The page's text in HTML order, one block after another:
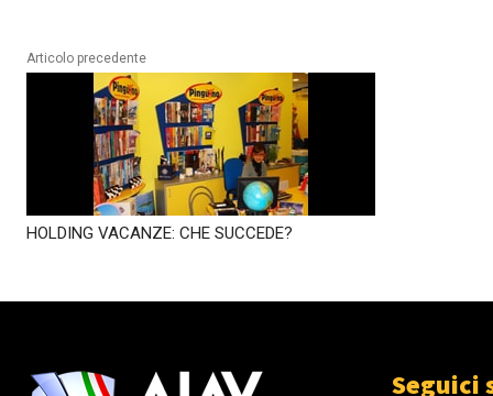
Articolo precedente
HOLDING VACANZE: CHE SUCCEDE?
Seguici